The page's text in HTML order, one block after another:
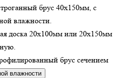
брус 40х150мм, с
влажности.
доска 20х100мм или 20х150мм
брус сечением
влажности